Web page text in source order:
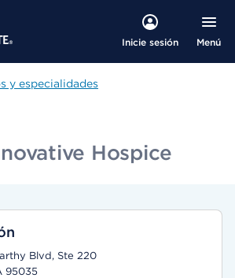
Inicie sesión Menú
especialidades
y especialidades
Hospice
Blvd, Ste 220
95035